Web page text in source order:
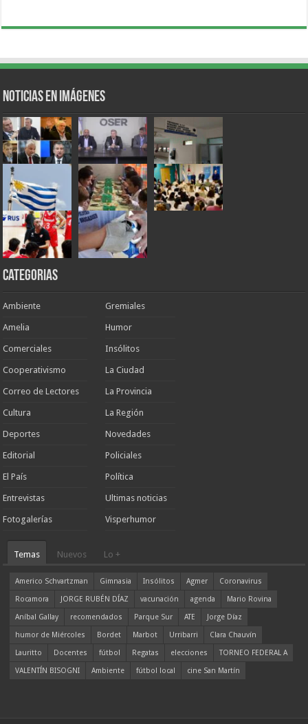
Noticias en Imágenes
Categorias
Ambiente
Amelia
Comerciales
Cooperativismo
Correo de Lectores
Cultura
Deportes
Editorial
El País
Entrevistas
Fotogalerías
Gremiales
Humor
Insólitos
La Ciudad
La Provincia
La Región
Novedades
Policiales
Política
Ultimas noticias
Visperhumor
Temas Nuevos Lo +
Americo Schvartzman Gimnasia Insólitos Agmer
Coronavirus
Rocamora
JORGE RUBÉN DÍAZ vacunación agenda
Mario Rovina
Aníbal Gallay
recomendados Parque Sur ATE
Jorge Díaz
humor de Miércoles
Bordet Marbot Urribarri
Clara Chauvín
Lauritto
Docentes fútbol Regatas elecciones
TORNEO FEDERAL A
VALENTÍN BISOGNI
Ambiente fútbol local cine San Martín